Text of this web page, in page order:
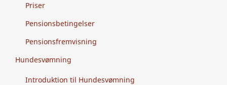
Priser
Pensionsbetingelser
Pensionsfremvisning
Hundesvømning
Introduktion til Hundesvømning